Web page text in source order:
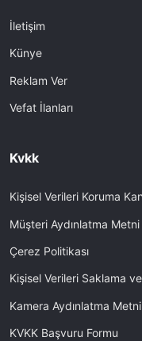
İletişim
Künye
Reklam Ver
Vefat İlanları
Kvkk
Kişisel Verileri Koruma
Müşteri Aydınlatma Metni
Çerez Politikası
Kişisel Verileri Saklama
Kamera Aydınlatma Metni
KVKK Başvuru Formu